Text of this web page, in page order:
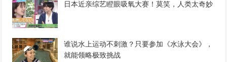
日本近亲综艺瞪眼吸氧大赛！莫笑，人类太奇妙
谁说水上运动不刺激？只要参加《水泳大会》，
就能领略极致挑战